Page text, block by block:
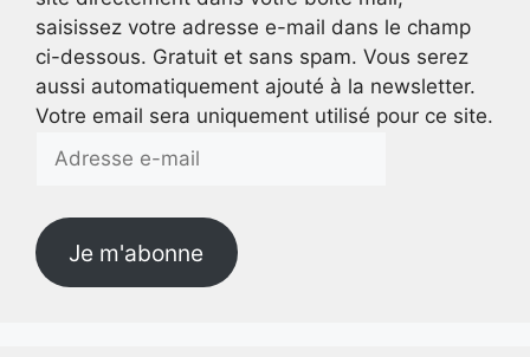
saisissez votre adresse e-mail dans le champ
ci-dessous. Gratuit et sans spam. Vous serez
aussi automatiquement ajouté à la newsletter.
Votre email sera uniquement utilisé pour ce site.
Adresse
Je m'abonne